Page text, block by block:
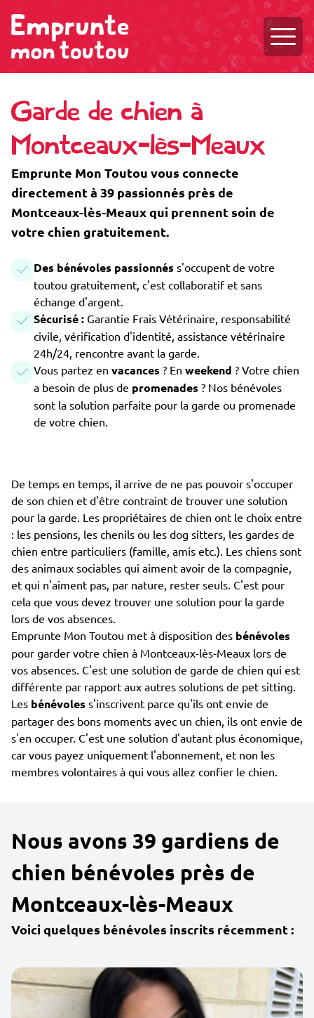
Garde de chien à
Montceaux-lès-Meaux
Emprunte Mon Toutou vous connecte
directement à 39 passionnés près de
Montceaux-lès-Meaux qui prennent soin de
votre chien gratuitement.
Des bénévoles passionnés s'occupent de votre
toutou gratuitement, c'est collaboratif et sans
échange d'argent.
Sécurisé : Garantie Frais Vétérinaire, responsabilité
civile, vérification d'identité, assistance vétérinaire
24h/24, rencontre avant la garde.
Vous partez en vacances ? En weekend ? Votre chien
a besoin de plus de promenades ? Nos bénévoles
sont la solution parfaite pour la garde ou promenade
de votre chien.
De temps en temps, il arrive de ne pas pouvoir s'occuper
de son chien et d'être contraint de trouver une solution
pour la garde. Les propriétaires de chien ont le choix entre
: les pensions, les chenils ou les dog sitters, les gardes de
chien entre particuliers (famille, amis etc.). Les chiens sont
des animaux sociables qui aiment avoir de la compagnie,
et qui n'aiment pas, par nature, rester seuls. C'est pour
cela que vous devez trouver une solution pour la garde
lors de vos absences.
Emprunte Mon Toutou met à disposition des bénévoles
pour garder votre chien à Montceaux-lès-Meaux lors de
vos absences. C'est une solution de garde de chien qui est
différente par rapport aux autres solutions de pet sitting.
Les bénévoles s'inscrivent parce qu'ils ont envie de
partager des bons moments avec un chien, ils ont envie de
s'en occuper. C'est une solution d'autant plus économique,
car vous payez uniquement l'abonnement, et non les
membres volontaires à qui vous allez confier le chien.
Nous avons 39 gardiens de
chien bénévoles près de
Montceaux-lès-Meaux
Voici quelques bénévoles inscrits récemment :